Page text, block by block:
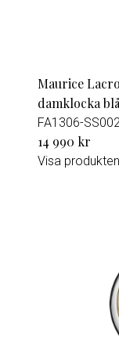
Maurice
damklocka
FA1306-
14 990 kr
Visa produkten